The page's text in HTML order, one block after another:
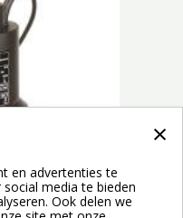
×
en advertenties te
media te bieden
Ook delen we
next